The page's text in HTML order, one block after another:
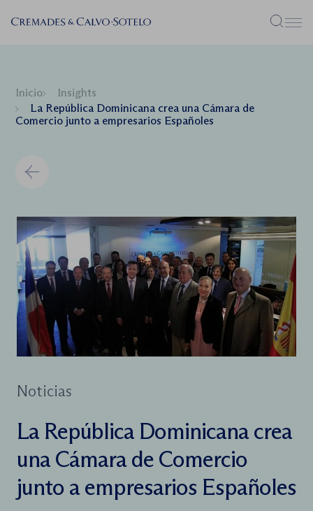
Menú
Inicio
Insights
La República Dominicana crea una Cámara de
Comercio junto a empresarios Españoles
Noticias
La República Dominicana crea
una Cámara de Comercio
junto a empresarios Españoles